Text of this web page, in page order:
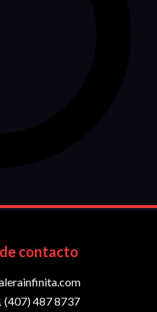
contacto
(407) 487 8737